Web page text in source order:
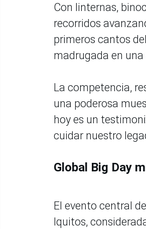
Con linternas,
recorridos
primeros cantos
madrugada en una
La competencia,
una poderosa
hoy es un
cuidar nuestro
Global Big Day
El evento central
Iquitos,